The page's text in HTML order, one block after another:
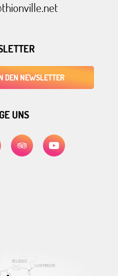
DEN NEWSLETTER
UNS
BELGIQUE
LUXEMBOURG